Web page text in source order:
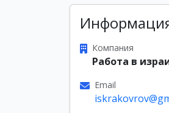
Компания
Работа в
Email